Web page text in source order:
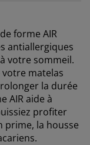
forme AIR
antiallergiques
votre sommeil.
votre matelas
la durée
AIR aide à
profiter
prime, la housse